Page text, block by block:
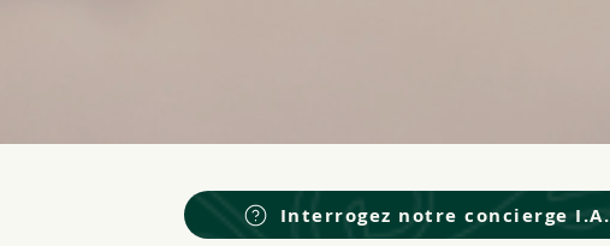
Interrogez notre concierge I.A.